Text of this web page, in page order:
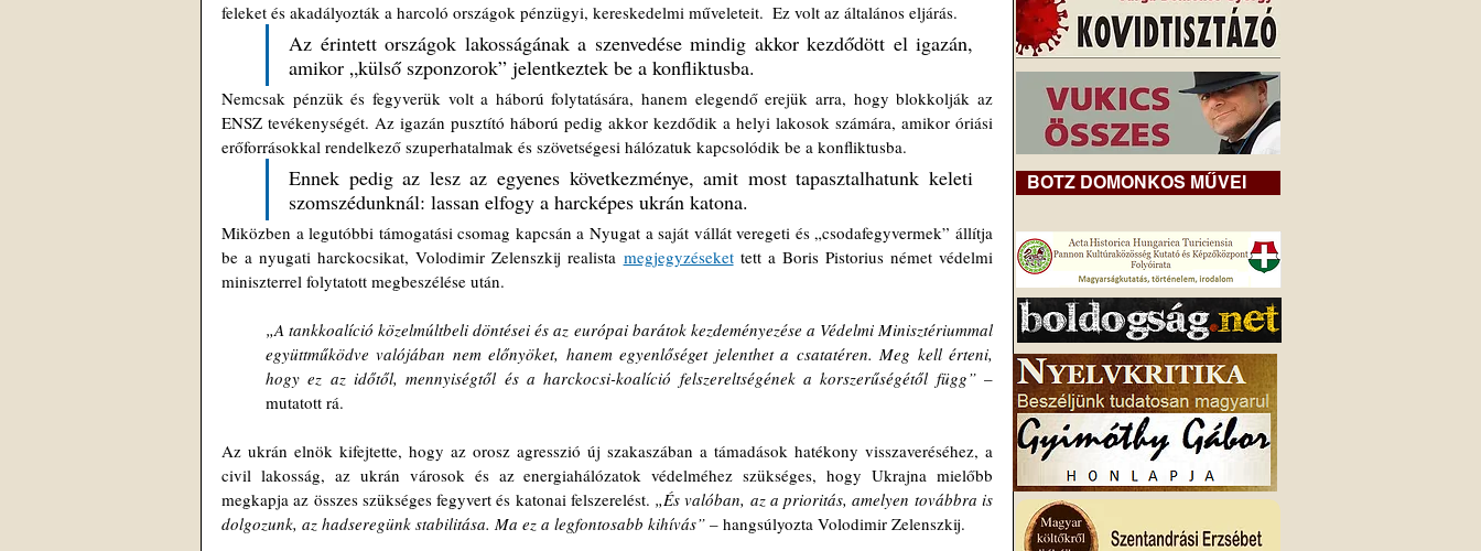
feleket és akadályozták a harcoló országok pénzügyi, kereskedelmi műveleteit.  Ez volt az általános eljárás.
Az érintett országok lakosságának a szenvedése mindig akkor kezdődött el igazán,
amikor „külső szponzorok” jelentkeztek be a konfliktusba.
Nemcsak pénzük és fegyverük volt a háború folytatására, hanem elegendő erejük arra, hogy blokkolják az
ENSZ tevékenységét. Az igazán pusztító háború pedig akkor kezdődik a helyi lakosok számára, amikor óriási
erőforrásokkal rendelkező szuperhatalmak és szövetségesi hálózatuk kapcsolódik be a konfliktusba.
Ennek pedig az lesz az egyenes következménye, amit most tapasztalhatunk keleti
szomszédunknál: lassan elfogy a harcképes ukrán katona.
Miközben a legutóbbi támogatási csomag kapcsán a Nyugat a saját vállát veregeti és „csodafegyvermek” állítja
be a nyugati harckocsikat, Volodimir Zelenszkij realista megjegyzéseket tett a Boris Pistorius német védelmi
miniszterrel folytatott megbeszélése után.
„A tankkoalíció közelmúltbeli döntései és az európai barátok kezdeményezése a Védelmi Minisztériummal
együttműködve valójában nem előnyöket, hanem egyenlőséget jelenthet a csatatéren. Meg kell érteni,
hogy ez az időtől, mennyiségtől és a harckocsi-koalíció felszereltségének a korszerűségétől függ” –
mutatott rá.
Az ukrán elnök kifejtette, hogy az orosz agresszió új szakaszában a támadások hatékony visszaveréséhez, a
civil lakosság, az ukrán városok és az energiahálózatok védelméhez szükséges, hogy Ukrajna mielőbb
megkapja az összes szükséges fegyvert és katonai felszerelést. „És valóban, az a prioritás, amelyen továbbra is
dolgozunk, az hadseregünk stabilitása. Ma ez a legfontosabb kihívás” – hangsúlyozta Volodimir Zelenszkij.
BOTZ DOMONKOS MŰVEI